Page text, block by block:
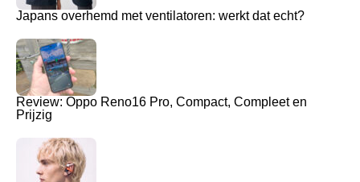
Japans overhemd met ventilatoren: werkt dat echt?
Review: Oppo Reno16 Pro, Compact, Compleet en
Prijzig